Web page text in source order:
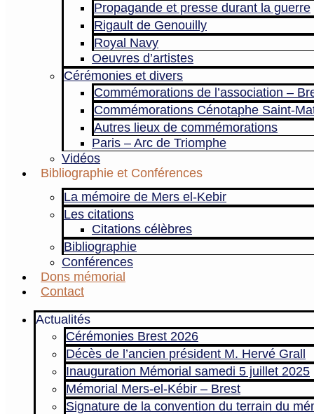
Propagande et presse durant la guerre
Rigault de Genouilly
Royal Navy
Oeuvres d’artistes
Cérémonies et divers
Commémorations de l’association –
Commémorations Cénotaphe Saint-
Autres lieux de commémorations
Paris – Arc de Triomphe
Vidéos
Bibliographie et Conférences
La mémoire de Mers el-Kebir
Les citations
Citations célèbres
Bibliographie
Conférences
Dons mémorial
Contact
Actualités
Cérémonies Brest 2026
Décès de l’ancien président M. Hervé Grall
Inauguration Mémorial samedi 5 juillet 2025
Mémorial Mers-el-Kébir – Brest
Signature de la convention du terrain du